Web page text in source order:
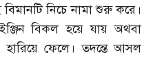
নিচে নামা শুরু করে।
বিকল হয়ে যায় অথবা
ফেলে। তদন্তে আসল